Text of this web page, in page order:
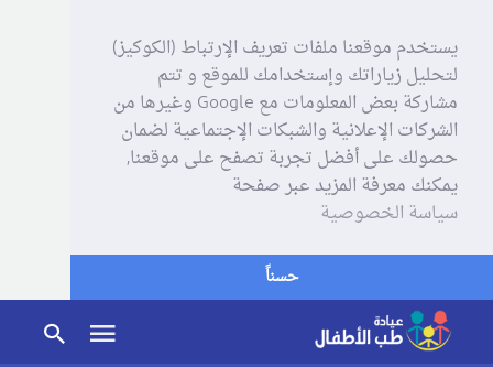
يستخدم موقعنا ملفات تعريف الإرتباط (الكوكيز)
لتحليل زياراتك وإستخدامك للموقع و تتم
مشاركة بعض المعلومات مع Google وغيرها من
الشركات الإعلانية والشبكات الإجتماعية لضمان
حصولك على أفضل تجربة تصفح على موقعنا,
يمكنك معرفة المزيد عبر صفحة
سياسة الخصوصية
حسناً